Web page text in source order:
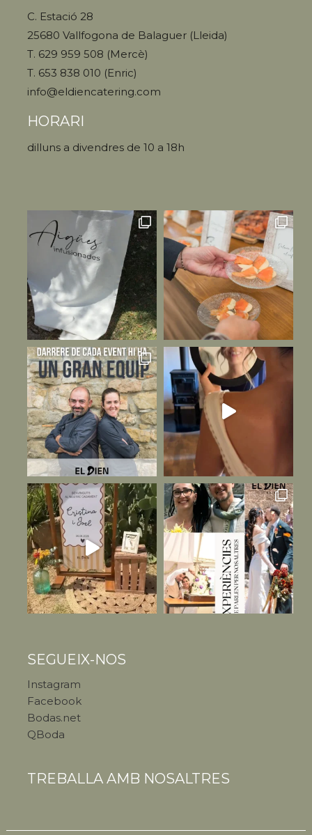
C. Estació 28
25680 Vallfogona de Balaguer (Lleida)
T. 629 959 508 (Mercè)
T. 653 838 010 (Enric)
info@eldiencatering.com
HORARI
dilluns a divendres de 10 a 18h
SEGUEIX-NOS
Instagram
Facebook
Bodas.net
QBoda
TREBALLA AMB NOSALTRES